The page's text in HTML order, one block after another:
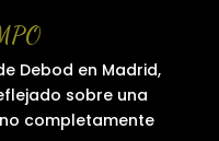
Debod en Madrid,
sobre una
completamente